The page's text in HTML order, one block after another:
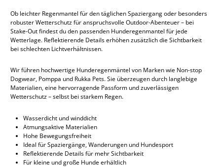
Ob leichter Regenmantel für den täglichen Spaziergang oder besonders
robuster Wetterschutz für anspruchsvolle Outdoor-Abenteuer – bei
Stake-Out findest du den passenden Hunderegenmantel für jede
Wetterlage. Reflektierende Details erhöhen zusätzlich die Sichtbarkeit
bei schlechten Lichtverhältnissen.
Wir führen hochwertige Hunderegenmäntel von Marken wie Non-stop
Dogwear, Pomppa und Rukka Pets. Sie überzeugen durch langlebige
Materialien, eine hervorragende Passform und zuverlässigen
Wetterschutz – selbst bei starkem Regen.
Wasserdicht und winddicht
Atmungsaktive Materialien
Hohe Bewegungsfreiheit
Ideal für Spaziergänge, Wanderungen und Hundesport
Reflektierende Details für mehr Sichtbarkeit
Für kleine und große Hunde erhältlich